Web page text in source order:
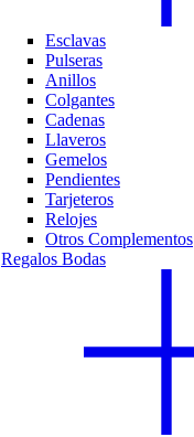
Esclavas
Pulseras
Anillos
Colgantes
Cadenas
Llaveros
Gemelos
Pendientes
Tarjeteros
Relojes
Otros Complementos
Regalos Bodas